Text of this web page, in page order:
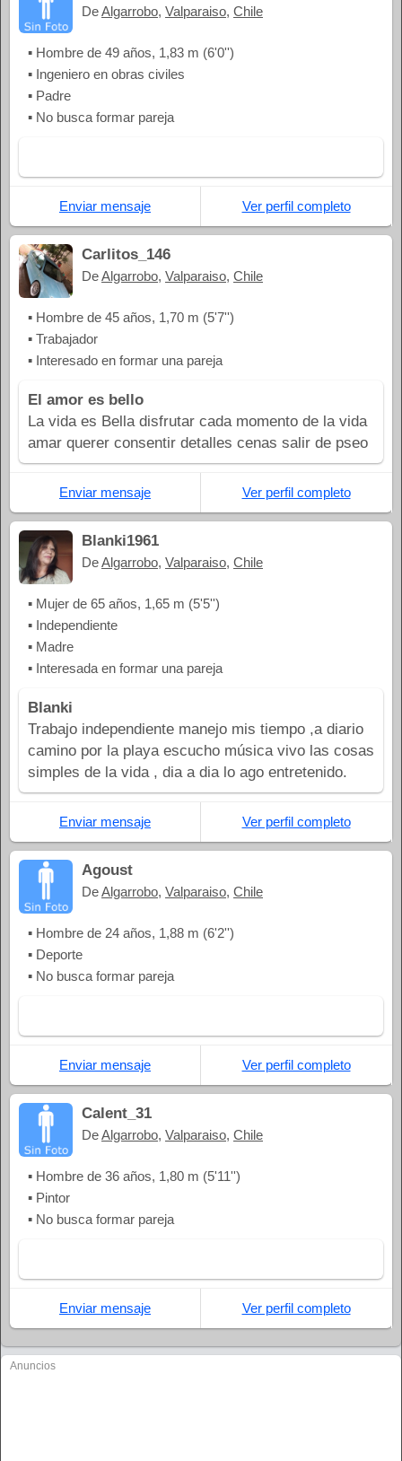
DeAlgarrobo, Valparaiso, Chile
▪ Hombre de 49 años, 1,83 m (6'0'')
▪ Ingeniero en obras civiles
▪ Padre
▪ No busca formar pareja
Enviar mensaje Ver perfil completo
Carlitos_146
DeAlgarrobo, Valparaiso, Chile
▪ Hombre de 45 años, 1,70 m (5'7'')
▪ Trabajador
▪ Interesado en formar una pareja
El amor es bello
La vida es Bella disfrutar cada momento de la vida
amar querer consentir detalles cenas salir de pseo
Enviar mensaje Ver perfil completo
Blanki1961
DeAlgarrobo, Valparaiso, Chile
▪ Mujer de 65 años, 1,65 m (5'5'')
▪ Independiente
▪ Madre
▪ Interesada en formar una pareja
Blanki
Trabajo independiente manejo mis tiempo ,a diario
camino por la playa escucho música vivo las cosas
simples de la vida , dia a dia lo ago entretenido.
Enviar mensaje Ver perfil completo
Agoust
DeAlgarrobo, Valparaiso, Chile
▪ Hombre de 24 años, 1,88 m (6'2'')
▪ Deporte
▪ No busca formar pareja
Enviar mensaje Ver perfil completo
Calent_31
DeAlgarrobo, Valparaiso, Chile
▪ Hombre de 36 años, 1,80 m (5'11'')
▪ Pintor
▪ No busca formar pareja
Enviar mensaje Ver perfil completo
Anuncios